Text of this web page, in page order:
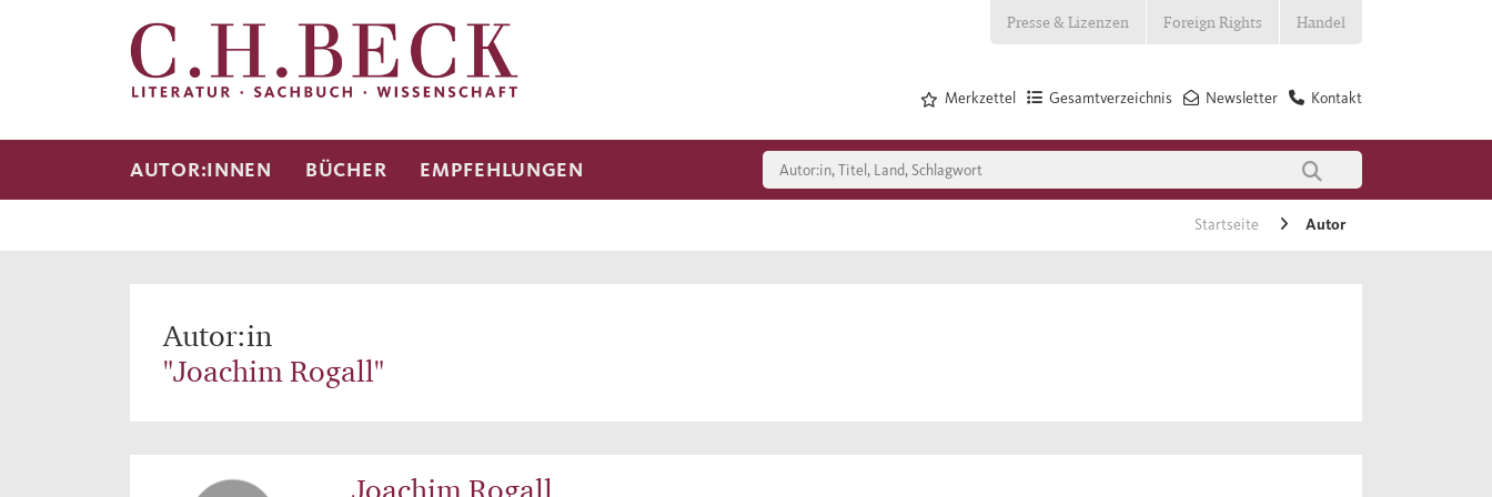
Presse & Lizenzen Foreign Rights Handel
Kontakt
Newsletter
Gesamtverzeichnis
Merkzettel
AUTOR:INNEN BÜCHER EMPFEHLUNGEN
Startseite Autor
Autor:in
"Joachim Rogall"
Joachim Rogall